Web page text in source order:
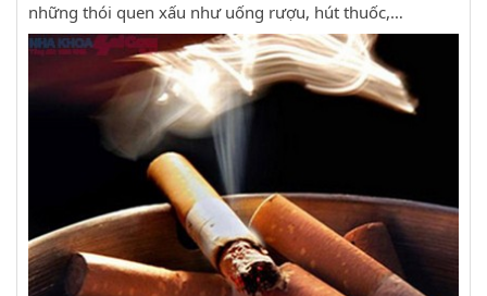
những thói quen xấu như uống rượu, hút thuốc,…